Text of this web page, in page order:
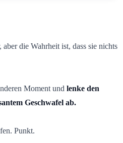
die Wahrheit ist, dass sie nichts
Moment und lenke den
Geschwafel ab.
Punkt.